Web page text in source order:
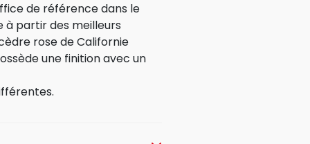
de référence dans le
à partir des meilleurs
rose de Californie
une finition avec un